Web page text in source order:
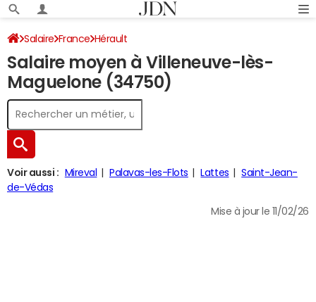
Salaire France Hérault
Salaire moyen à Villeneuve-lès-
Maguelone (34750)
Voir aussi : Mireval Palavas-les-Flots Lattes
Saint-Jean-
de-Védas
Mise à jour le 11/02/26